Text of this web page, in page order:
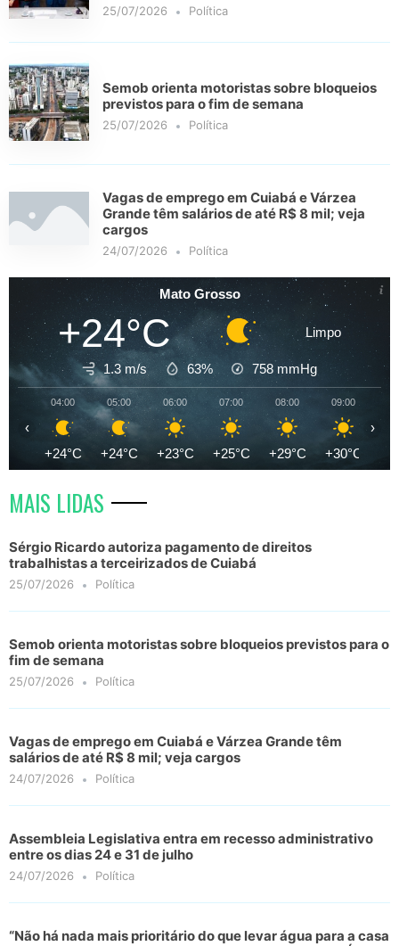
25/07/2026 Política
Semob orienta motoristas sobre bloqueios
previstos para o fim de semana
25/07/2026 Política
Vagas de emprego em Cuiabá e Várzea
Grande têm salários de até R$ 8 mil; veja
cargos
24/07/2026 Política
Mato Grosso
+24°C Limpo
1.3 m/s 63% 758 mmHg
04:00
+24°C
05:00
+24°C
06:00
+23°C
07:00
+25°C
08:00
+29°C
09:00
+30°C
‹ ›
MAIS LIDAS
Sérgio Ricardo autoriza pagamento de direitos
trabalhistas a terceirizados de Cuiabá
25/07/2026 Política
Semob orienta motoristas sobre bloqueios previstos para o
fim de semana
25/07/2026 Política
Vagas de emprego em Cuiabá e Várzea Grande têm
salários de até R$ 8 mil; veja cargos
24/07/2026 Política
Assembleia Legislativa entra em recesso administrativo
entre os dias 24 e 31 de julho
24/07/2026 Política
“Não há nada mais prioritário do que levar água para a casa